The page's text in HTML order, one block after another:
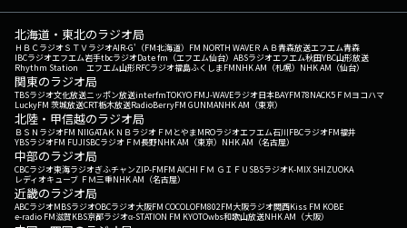
北海道・東北のラジオ局
ＨＢＣラジオＳＴＶラジオAIR-G'（FM北海道） FM NORTH WAVEＲＡＢ青森放送エフエム青森
IBCラジオエフエム岩手tbcラジオDate fm（エフエム仙台） ABSラジオエフエム秋田YBC山形放送
Rhythm Station エフエム山形RFCラジオ福島ふくしまFMNHK AM（札幌） NHK AM（仙台）
関東のラジオ局
TBSラジオ文化放送ニッポン放送interfmTOKYO FMJ-WAVEラジオ日本BAYFM78NACK5 ＦＭヨコハマ
LuckyFM 茨城放送CRT栃木放送RadioBerryFM GUNMANHK AM（東京）
北陸・甲信越のラジオ局
ＢＳＮラジオFM NIIGATAＫＮＢラジオ ＦＭとやまMROラジオエフエム石川FBCラジオFM福井
YBSラジオFM FUJISBCラジオ ＦＭ長野NHK AM（東京） NHK AM（名古屋）
中部のラジオ局
CBCラジオ東海ラジオぎふチャンZIP-FMFM AICHI ＦＭ ＧＩＦＵ SBSラジオK-MIX SHIZUOKA
レディオキューブ ＦＭ三重NHK AM（名古屋）
近畿のラジオ局
ABCラジオMBSラジオOBCラジオ大阪FM COCOLOFM802FM大阪ラジオ関西Kiss FM KOBE
e-radio FM滋賀KBS京都ラジオα-STATION FM KYOTOwbs和歌山放送NHK AM（大阪）